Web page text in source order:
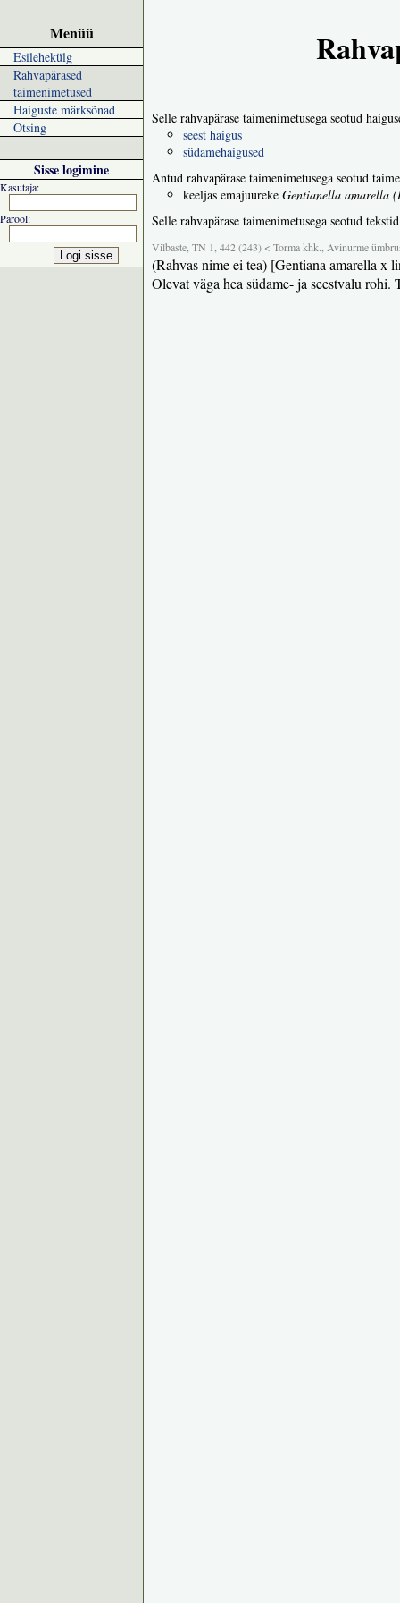
Menüü
Esilehekülg
Rahvapärased
taimenimetused
Haiguste märksõnad
Otsing
Sisse logimine
Kasutaja:
Parool:
Selle rahvapärase taimenimetusega seotud
seest haigus
südamehaigused
Antud rahvapärase taimenimetusega seotud
keeljas emajuureke Gentianella amarella
Selle rahvapärase taimenimetusega seotud
Vilbaste, TN 1, 442 (243) < Torma khk., Avinurme
(Rahvas nime ei tea) [Gentiana amarella x
Olevat väga hea südame- ja seestvalu rohi.